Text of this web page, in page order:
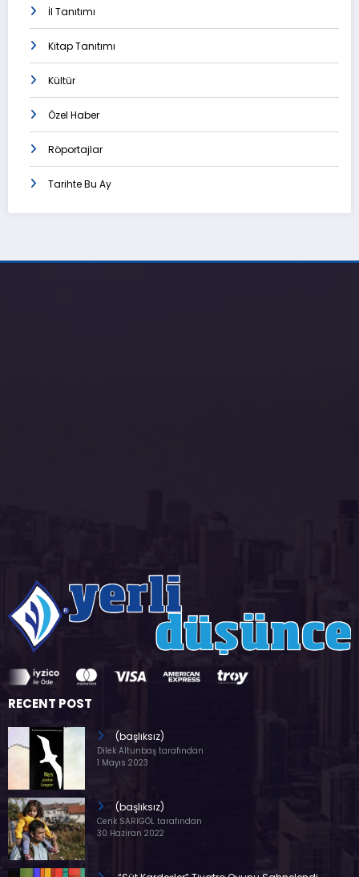
İl Tanıtımı
Kitap Tanıtımı
Kültür
Özel Haber
Röportajlar
Tarihte Bu Ay
RECENT POST
(başlıksız)
Dilek Altunbaş tarafından
1 Mayıs 2023
(başlıksız)
Cenk SARIGÖL tarafından
30 Haziran 2022